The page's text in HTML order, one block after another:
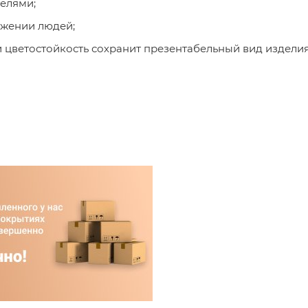
людей;
сохранит презентабельный вид